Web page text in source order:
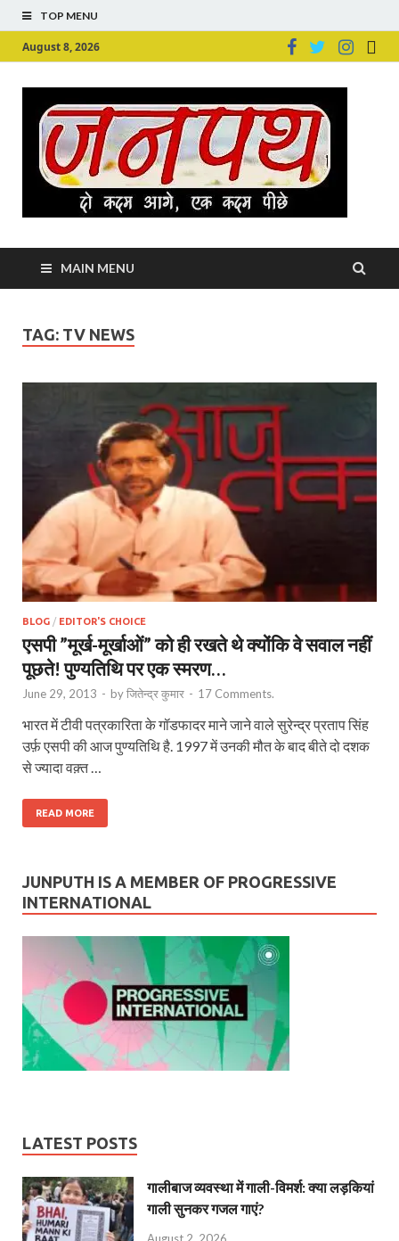
TOP MENU
August 8, 2026
MAIN MENU
TAG: TV NEWS
BLOG / EDITOR'S CHOICE
एसपी ”मूर्ख-मूर्खाओं” को ही रखते थे क्योंकि वे सवाल नहीं
पूछते! पुण्यतिथि पर एक स्मरण…
June 29, 2013 - byजितेन्द्र कुमार - 17 Comments.
भारत में टीवी पत्रकारिता के गॉडफादर माने जाने वाले सुरेन्द्र प्रताप सिंह
उर्फ़ एसपी की आज पुण्यतिथि है. 1997 में उनकी मौत के बाद बीते दो दशक
से ज्यादा वक़्त …
READ MORE
JUNPUTH IS A MEMBER OF PROGRESSIVE
INTERNATIONAL
LATEST POSTS
गालीबाज व्‍यवस्‍था में गाली-विमर्श: क्या लड़कियां
गाली सुनकर गजल गाएं?